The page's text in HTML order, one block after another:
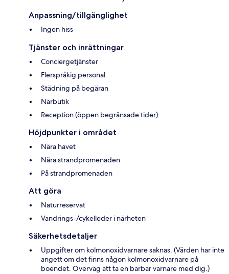
Anpassning/tillgänglighet
Ingen hiss
Tjänster och inrättningar
Conciergetjänster
Flerspråkig personal
Städning på begäran
Närbutik
Reception (öppen begränsade tider)
Höjdpunkter i området
Nära havet
Nära strandpromenaden
På strandpromenaden
Att göra
Naturreservat
Vandrings-/cykelleder i närheten
Säkerhetsdetaljer
Uppgifter om kolmonoxidvarnare saknas. (Värden har inte
angett om det finns någon kolmonoxidvarnare på
boendet. Överväg att ta en bärbar varnare med dig.)